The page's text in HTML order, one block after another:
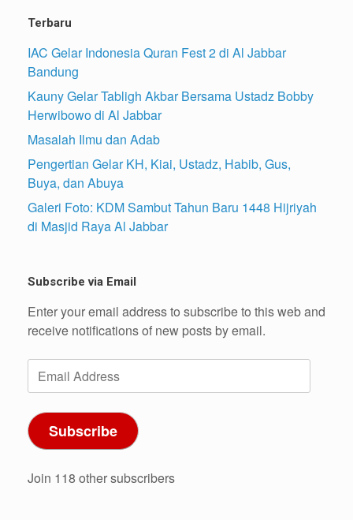
Terbaru
IAC Gelar Indonesia Quran Fest 2 di Al Jabbar
Bandung
Kauny Gelar Tabligh Akbar Bersama Ustadz Bobby
Herwibowo di Al Jabbar
Masalah Ilmu dan Adab
Pengertian Gelar KH, Kiai, Ustadz, Habib, Gus,
Buya, dan Abuya
Galeri Foto: KDM Sambut Tahun Baru 1448 Hijriyah
di Masjid Raya Al Jabbar
Subscribe via Email
Enter your email address to subscribe to this web and
receive notifications of new posts by email.
Email
Address
Subscribe
Join 118 other subscribers